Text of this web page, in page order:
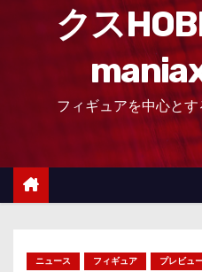
クス
フィギュアを中心と
ニュース フィギュア プレビュ